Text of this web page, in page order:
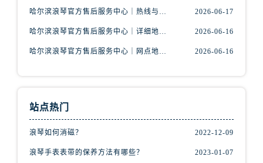
哈尔滨浪琴官方售后服务中心｜热线与地址权威信息公示（2026年6月最新） 2026-06-17
哈尔滨浪琴官方售后服务中心｜详细地址与售后电话权威信息公示（2026年6月最新） 2026-06-16
哈尔滨浪琴官方售后服务中心｜网点地址与客服电话权威信息公示（2026年6月最新） 2026-06-16
站点热门
浪琴如何消磁？ 2022-12-09
浪琴手表表带的保养方法有哪些？ 2023-01-07